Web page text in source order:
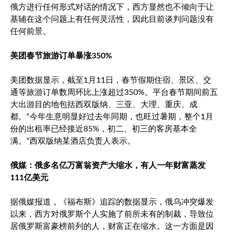
俄方进行任何形式对话的情况下，西方显然也不倾向于让
基辅在这个问题上有任何灵活性，因此目前谈判问题没有
任何前景。
美团春节旅游订单暴涨350%
美团数据显示，截至1月11日，春节假期住宿、景区、交
通等旅游订单数周环比上涨超过350%。平台春节期间前五
大出游目的地包括西双版纳、三亚、大理、重庆、成
都。“今年生意明显好过去年同期，也旺过暑期，整个1月
份的出租率已经接近85%，初二、初三的客房基本全
满。”西双版纳某酒店负责人表示。
俄媒：俄多名亿万富翁资产大缩水，有人一年财富蒸发
111亿美元
据俄媒报道，《福布斯》追踪的数据显示，俄乌冲突爆发
以来，西方对俄罗斯个人实施了前所未有的制裁，导致位
居俄罗斯富豪榜前列的人，财富正在缩水。这一方面是因